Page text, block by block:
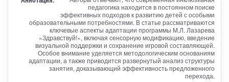
педагогика находится в постоянном поиске
эффективных подходов к развитию детей с особыми
образовательными потребностями. В статье рассматриваются
ключевые аспекты адаптации программы М.Л. Лазарева
«Здравствуй!», включая сенсорную модификацию, введение
визуальной поддержки и сохранение игровой составляющей.
Особое внимание уделяется методологическим основаниям
адаптации, а также приводится развернутый анализ структуры
занятия, доказывающий эффективность предложенного
перехода.